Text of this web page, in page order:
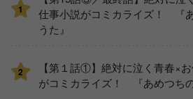
1
仕事小説がコミカライズ！ 『
うた』
2
【第１話①】絶対に泣く青春×
がコミカライズ！ 『あめつちの